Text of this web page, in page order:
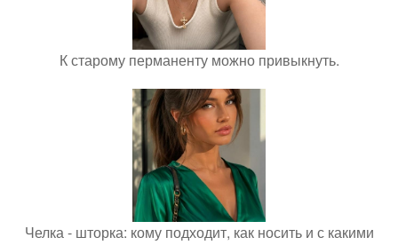
К старому перманенту можно привыкнуть.
Челка - шторка: кому подходит, как носить и с какими